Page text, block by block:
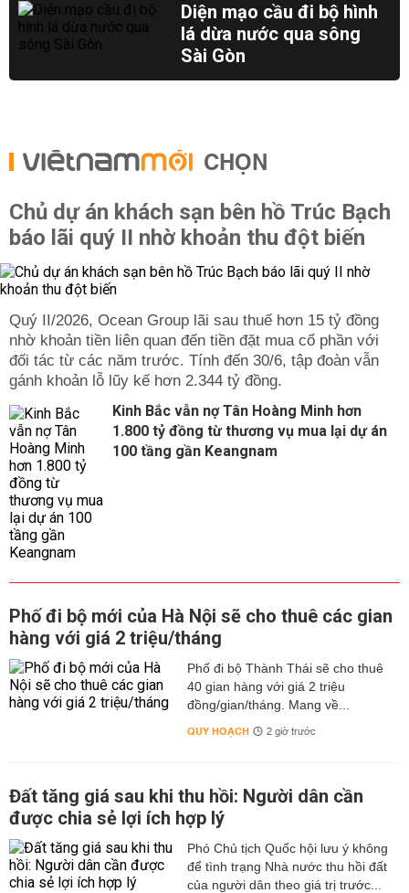
Diện mạo cầu đi bộ hình
lá dừa nước qua sông
Sài Gòn
CHỌN
Chủ dự án khách sạn bên hồ Trúc Bạch
báo lãi quý II nhờ khoản thu đột biến
Quý II/2026, Ocean Group lãi sau thuế hơn 15 tỷ đồng
nhờ khoản tiền liên quan đến tiền đặt mua cổ phần với
đối tác từ các năm trước. Tính đến 30/6, tập đoàn vẫn
gánh khoản lỗ lũy kế hơn 2.344 tỷ đồng.
Kinh Bắc vẫn nợ Tân Hoàng Minh hơn
1.800 tỷ đồng từ thương vụ mua lại dự án
100 tầng gần Keangnam
Phố đi bộ mới của Hà Nội sẽ cho thuê các gian
hàng với giá 2 triệu/tháng
Phố đi bộ Thành Thái sẽ cho thuê
40 gian hàng với giá 2 triệu
đồng/gian/tháng. Mang về...
QUY HOẠCH 2 giờ trước
Đất tăng giá sau khi thu hồi: Người dân cần
được chia sẻ lợi ích hợp lý
Phó Chủ tịch Quốc hội lưu ý không
để tình trạng Nhà nước thu hồi đất
của người dân theo giá trị trước...